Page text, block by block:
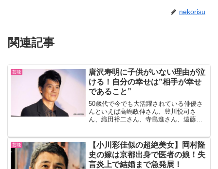
nekorisu
関連記事
芸能
唐沢寿明に子供がいない理由が泣
ける！自分の幸せは”相手が幸せ
であること”
50歳代で今でも大活躍されている俳優さ
んといえば高嶋政伸さん、豊川悦司さ
ん、織田裕二さん、寺島進さん、遠藤憲
名前を連ねる中、唐沢寿明さんはその中
でもトップクラスに位置し...
芸能
【小川彩佳似の超絶美女】岡村隆
史の嫁は京都出身で医者の娘！失
言炎上で結婚まで急発展！